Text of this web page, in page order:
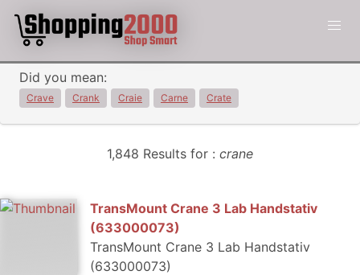
Did you mean:
Crave Crank Craie Carne Crate
1,848 Results for : crane
TransMount Crane 3 Lab Handstativ
(633000073)
TransMount Crane 3 Lab Handstativ
(633000073)